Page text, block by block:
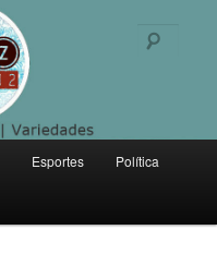
Esportes Política